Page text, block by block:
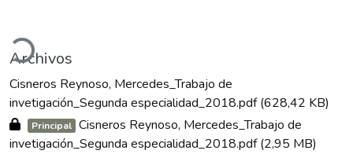
Archivos
Cisneros Reynoso, Mercedes_Trabajo de
invetigación_Segunda especialidad_2018.pdf(628,42 KB)
Principal Cisneros Reynoso, Mercedes_Trabajo de
invetigación_Segunda especialidad_2018.pdf(2,95 MB)